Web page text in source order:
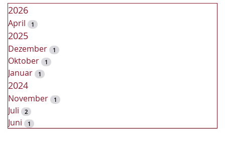
2026
April 1
2025
Dezember 1
Oktober 1
Januar 1
2024
November 1
Juli 2
Juni 1